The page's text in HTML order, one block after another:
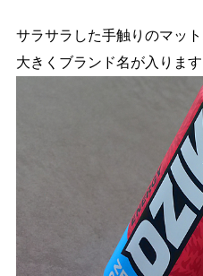
サラサラした手触りのマッ
大きくブランド名が入ります